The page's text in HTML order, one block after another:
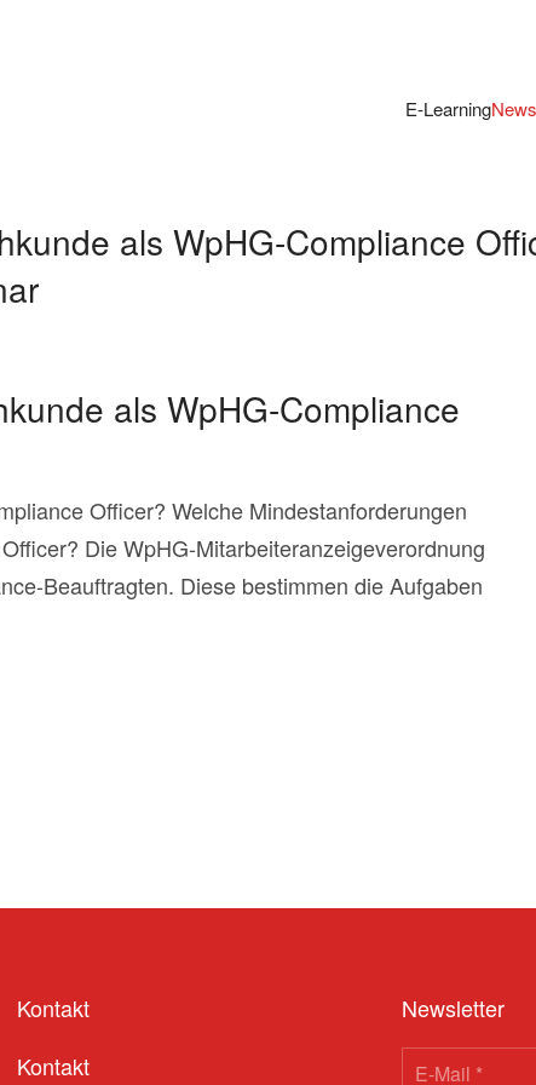
E-Learning
als WpHG-Compliance
als WpHG-Compliance
Officer? Welche Mindestanforderungen
Die WpHG-Mitarbeiteranzeigeverordnung
Beauftragten. Diese bestimmen die Aufgaben
Kontakt
Kontakt
Newsletter